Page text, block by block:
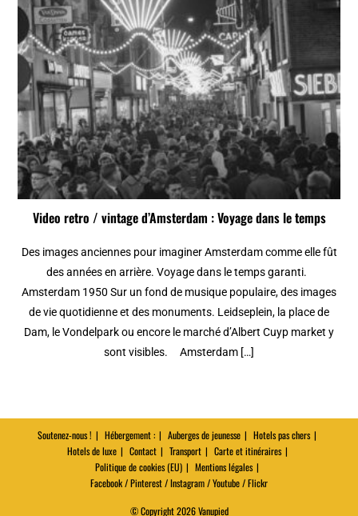
Video retro / vintage d’Amsterdam : Voyage dans le temps
Des images anciennes pour imaginer Amsterdam comme elle fût
des années en arrière. Voyage dans le temps garanti.
Amsterdam 1950 Sur un fond de musique populaire, des images
de vie quotidienne et des monuments. Leidseplein, la place de
Dam, le Vondelpark ou encore le marché d’Albert Cuyp market y
sont visibles. Amsterdam […]
Soutenez-nous ! Hébergement : Auberges de jeunesse
Hotels pas chers
Hotels de luxe
Contact Transport
Carte et itinéraires
Politique de cookies (EU)
Mentions légales
Facebook / Pinterest / Instagram / Youtube / Flickr
© Copyright 2026 Vanupied